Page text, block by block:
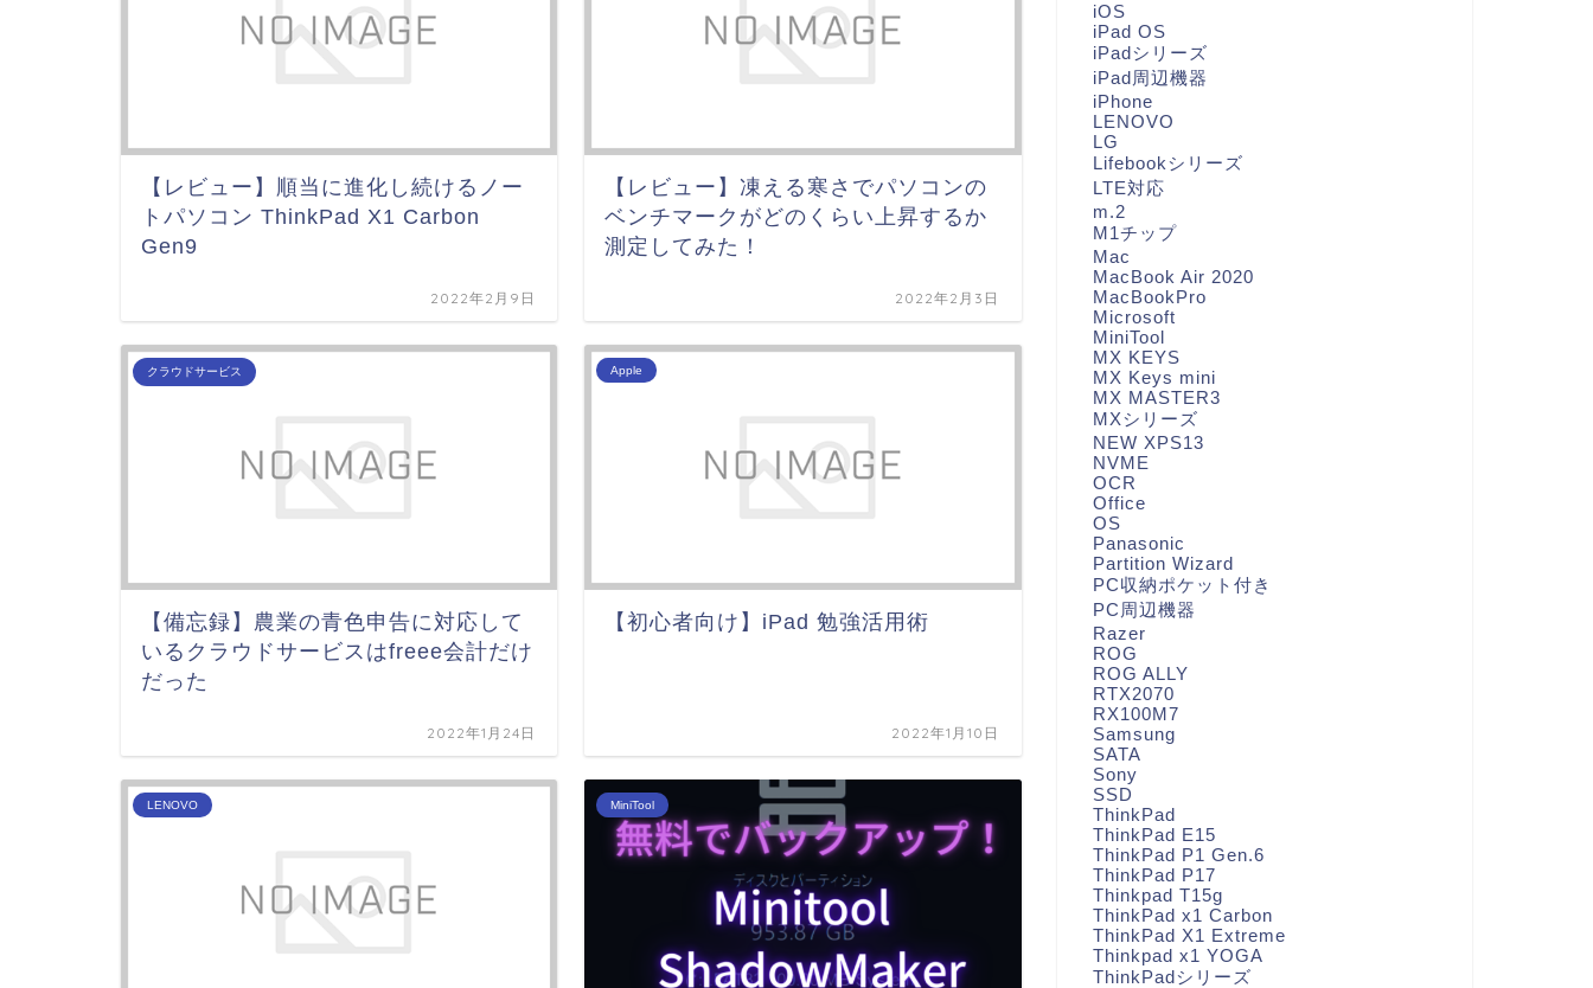
【レビュー】順当に進化し続けるノー
トパソコン ThinkPad X1 Carbon
Gen9
2022年2月9日
【レビュー】凍える寒さでパソコンの
ベンチマークがどのくらい上昇するか
測定してみた！
2022年2月3日
クラウドサービス
【備忘録】農業の青色申告に対応して
いるクラウドサービスはfreee会計だけ
だった
2022年1月24日
Apple
【初心者向け】iPad 勉強活用術
2022年1月10日
LENOVO MiniTool
iOS
iPad OS
iPadシリーズ
iPad周辺機器
iPhone
LENOVO
LG
Lifebookシリーズ
LTE対応
m.2
M1チップ
Mac
MacBook Air 2020
MacBookPro
Microsoft
MiniTool
MX KEYS
MX Keys mini
MX MASTER3
MXシリーズ
NEW XPS13
NVME
OCR
Office
OS
Panasonic
Partition Wizard
PC収納ポケット付き
PC周辺機器
Razer
ROG
ROG ALLY
RTX2070
RX100M7
Samsung
SATA
Sony
SSD
ThinkPad
ThinkPad E15
ThinkPad P1 Gen.6
ThinkPad P17
Thinkpad T15g
ThinkPad x1 Carbon
ThinkPad X1 Extreme
Thinkpad x1 YOGA
ThinkPadシリーズ